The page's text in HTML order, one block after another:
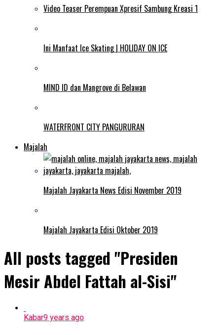
Video Teaser Perempuan Xpresif Sambung Kreasi 1
Ini Manfaat Ice Skating | HOLIDAY ON ICE
MIND ID dan Mangrove di Belawan
WATERFRONT CITY PANGURURAN
Majalah
Majalah Jayakarta News Edisi November 2019
Majalah Jayakarta Edisi Oktober 2019
All posts tagged "Presiden
Mesir Abdel Fattah al-Sisi"
Kabar9 years ago